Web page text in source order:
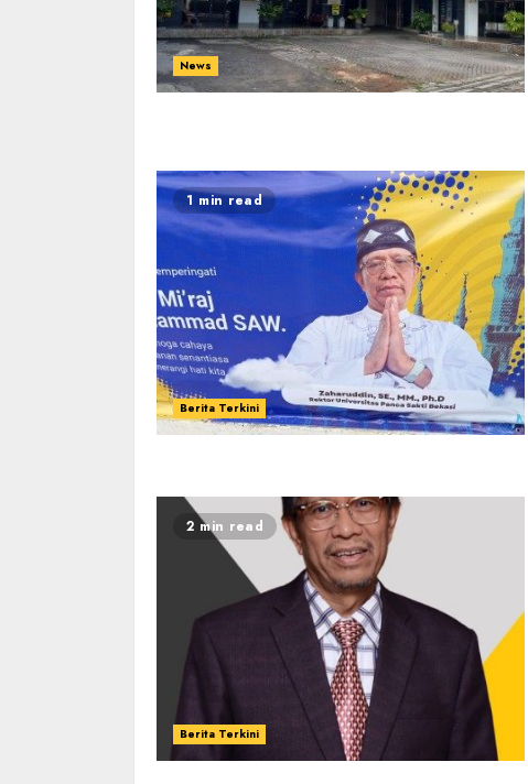
News
1 min read
Berita Terkini
2 min read
Berita Terkini